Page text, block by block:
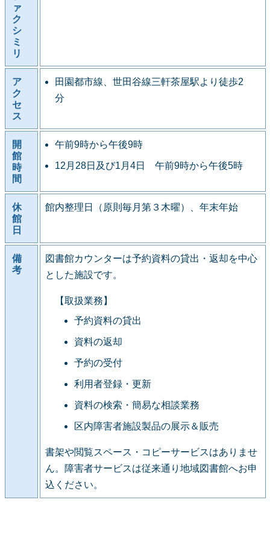
ァ
ク
シ
ミ
リ
ア
ク
セ
ス
田園都市線、世田谷線三軒茶屋駅より徒歩2
分
開
館
時
間
午前9時から午後9時
12月28日及び1月4日 午前9時から午後5時
休
館
日
館内整理日（原則毎月第３木曜）、年末年始
備
考
図書館カウンターは予約資料の貸出・返却を中心
とした施設です。
【取扱業務】
予約資料の貸出
資料の返却
予約の受付
利用者登録・更新
資料の検索・簡易な相談業務
区内障害者施設製品の展示＆販売
書架や閲覧スペース・コピーサービスはありませ
ん。障害者サービスは従来通り地域図書館へお申
込ください。